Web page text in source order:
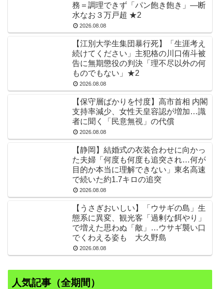
務＝調理できず「パン飽き飽き」―断
水なお３万戸超 ★2
2026.08.08
【江別大学生集団暴行死】「生涯考え
続けてください」主犯格の川口侑斗被
告に無期懲役の判決「理不尽以外の何
ものでもない」★2
2026.08.08
【保守層ばかりを忖度】高市首相 内閣
支持率減少、女性天皇容認が増加…識
者に聞く「民意無視」の代償
2026.08.08
【静岡】結婚式の衣装合わせに向かっ
た夫婦「何度も何度も追突され…何が
目的か本当に理解できない」東名高速
で続いた約1.7キロの追突
2026.08.08
【うさぎおいしい】「ウサギの島」生
態系に異変、観光客「過剰な餌やり」
で増えた思わぬ「敵」…ウサギ襲い口
でくわえる姿も 大久野島
2026.08.08
人気記事（全期間）